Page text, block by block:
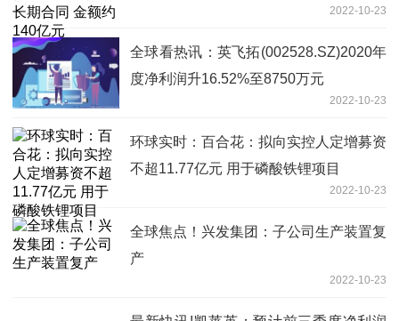
2022-10-23
全球看热讯：英飞拓(002528.SZ)2020年
度净利润升16.52%至8750万元
2022-10-23
环球实时：百合花：拟向实控人定增募资
不超11.77亿元 用于磷酸铁锂项目
2022-10-23
全球焦点！兴发集团：子公司生产装置复
产
2022-10-23